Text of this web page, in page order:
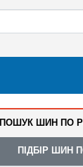
ПОШУК ШИН ПО
ПІДБІР ШИН